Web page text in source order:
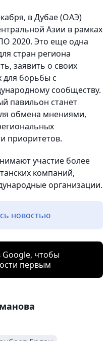
в Дубае (ОАЭ)
Азии в рамках
2020. Это еще одна
стран региона
заявить о своих
для борьбы с
сообществу.
павильон станет
обмена мнениями,
приоритетов.
участие более
компаний,
организации.
новостью
чтобы
первым